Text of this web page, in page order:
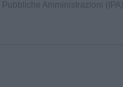
Amministrazioni